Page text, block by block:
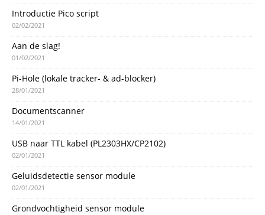
Introductie Pico script
02/02/2021
Aan de slag!
01/02/2021
Pi-Hole (lokale tracker- & ad-blocker)
28/01/2021
Documentscanner
14/01/2021
USB naar TTL kabel (PL2303HX/CP2102)
02/01/2021
Geluidsdetectie sensor module
02/01/2021
Grondvochtigheid sensor module